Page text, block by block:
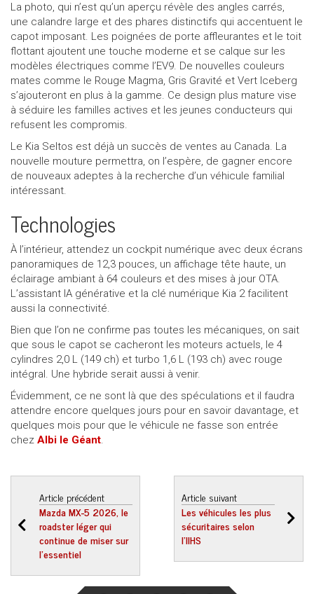
La photo, qui n’est qu’un aperçu révèle des angles carrés,
une calandre large et des phares distinctifs qui accentuent le
capot imposant. Les poignées de porte affleurantes et le toit
flottant ajoutent une touche moderne et se calque sur les
modèles électriques comme l’EV9. De nouvelles couleurs
mates comme le Rouge Magma, Gris Gravité et Vert Iceberg
s’ajouteront en plus à la gamme. Ce design plus mature vise
à séduire les familles actives et les jeunes conducteurs qui
refusent les compromis.
Le Kia Seltos est déjà un succès de ventes au Canada. La
nouvelle mouture permettra, on l’espère, de gagner encore
de nouveaux adeptes à la recherche d’un véhicule familial
intéressant.
Technologies
À l’intérieur, attendez un cockpit numérique avec deux écrans
panoramiques de 12,3 pouces, un affichage tête haute, un
éclairage ambiant à 64 couleurs et des mises à jour OTA.
L’assistant IA générative et la clé numérique Kia 2 facilitent
aussi la connectivité.
Bien que l’on ne confirme pas toutes les mécaniques, on sait
que sous le capot se cacheront les moteurs actuels, le 4
cylindres 2,0 L (149 ch) et turbo 1,6 L (193 ch) avec rouge
intégral. Une hybride serait aussi à venir.
Évidemment, ce ne sont là que des spéculations et il faudra
attendre encore quelques jours pour en savoir davantage, et
quelques mois pour que le véhicule ne fasse son entrée
chez Albi le Géant.
Article précédent
Mazda MX-5 2026, le
roadster léger qui
continue de miser sur
l’essentiel
Article suivant
Les véhicules les plus
sécuritaires selon
l’IIHS